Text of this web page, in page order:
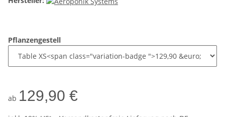
Pflanzengestell
ab 129,90 €